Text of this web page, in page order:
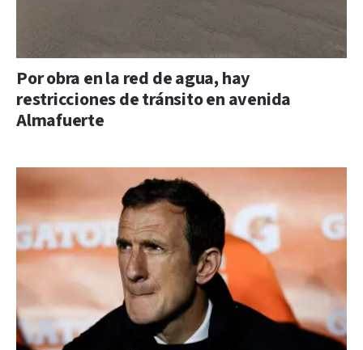
Por obra en la red de agua, hay
restricciones de tránsito en avenida
Almafuerte